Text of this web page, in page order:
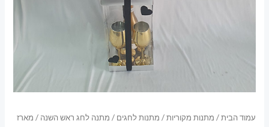
עמוד הבית/ מתנות מקוריות/ מתנות לחגים / מתנה לחג ראש השנה / מארז